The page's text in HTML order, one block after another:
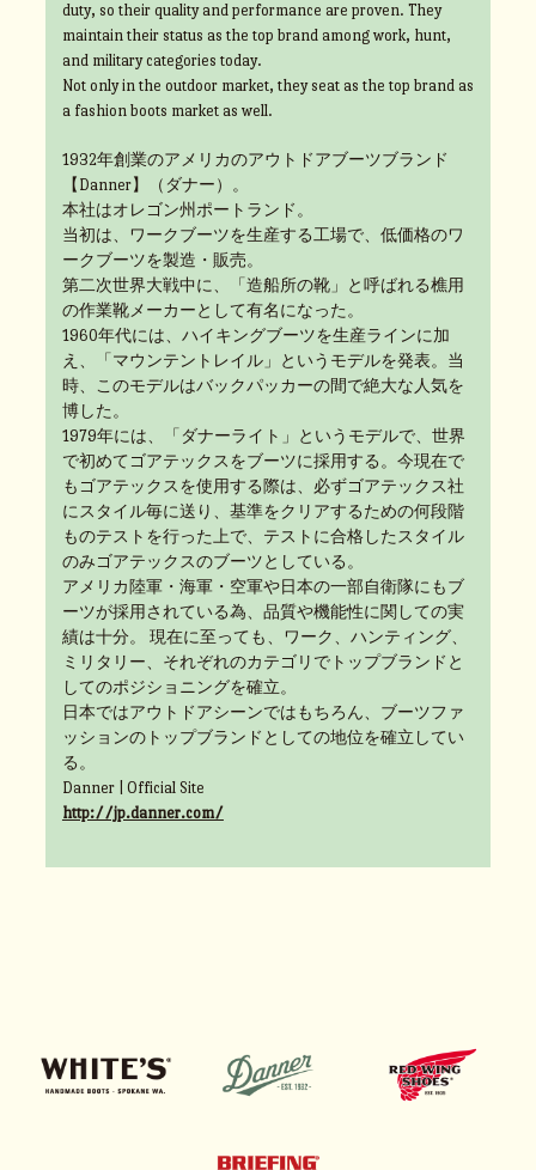
duty, so their quality and performance are proven. They
maintain their status as the top brand among work, hunt,
and military categories today.
Not only in the outdoor market, they seat as the top brand as
a fashion boots market as well.
1932年創業のアメリカのアウトドアブーツブランド
【Danner】（ダナー）。
本社はオレゴン州ポートランド。
当初は、ワークブーツを生産する工場で、低価格のワ
ークブーツを製造・販売。
第二次世界大戦中に、「造船所の靴」と呼ばれる樵用
の作業靴メーカーとして有名になった。
1960年代には、ハイキングブーツを生産ラインに加
え、「マウンテントレイル」というモデルを発表。当
時、このモデルはバックパッカーの間で絶大な人気を
博した。
1979年には、「ダナーライト」というモデルで、世界
で初めてゴアテックスをブーツに採用する。今現在で
もゴアテックスを使用する際は、必ずゴアテックス社
にスタイル毎に送り、基準をクリアするための何段階
ものテストを行った上で、テストに合格したスタイル
のみゴアテックスのブーツとしている。
アメリカ陸軍・海軍・空軍や日本の一部自衛隊にもブ
ーツが採用されている為、品質や機能性に関しての実
績は十分。 現在に至っても、ワーク、ハンティング、
ミリタリー、それぞれのカテゴリでトップブランドと
してのポジショニングを確立。
日本ではアウトドアシーンではもちろん、ブーツファ
ッションのトップブランドとしての地位を確立してい
る。
Danner | Official Site
http://jp.danner.com/